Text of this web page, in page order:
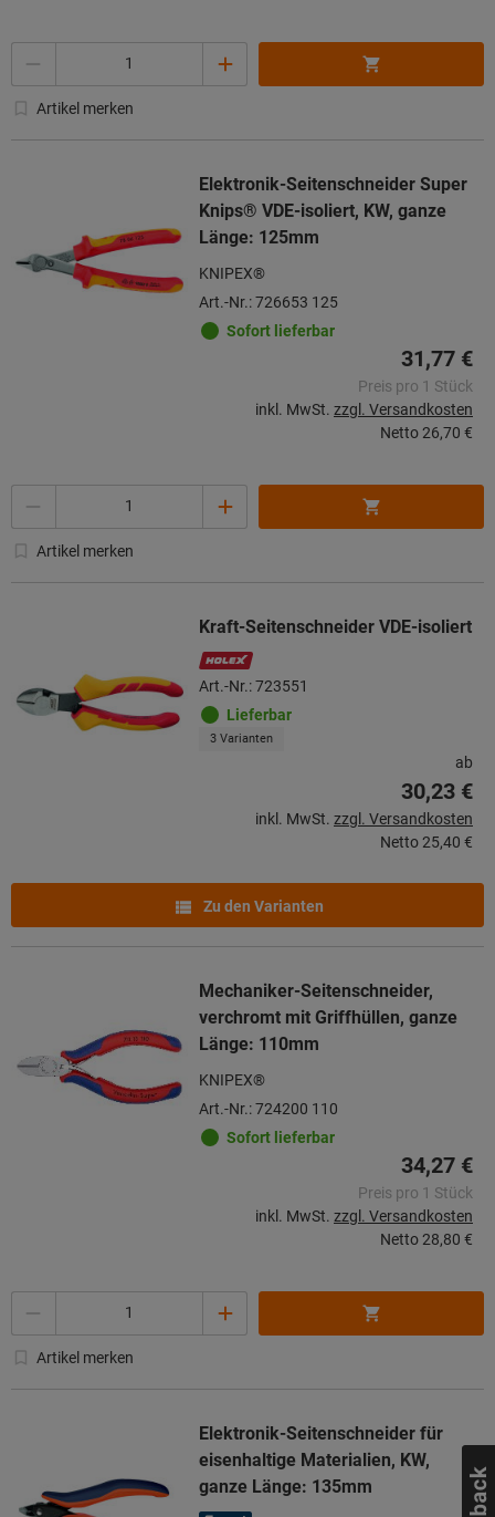
Artikel merken
Elektronik-Seitenschneider Super
Knips® VDE-isoliert, KW, ganze
Länge: 125mm
KNIPEX®
Art.-Nr.: 726653 125
Sofort lieferbar
31,77 €
Preis pro 1 Stück
inkl. MwSt. zzgl. Versandkosten
Netto26,70 €
Artikel merken
Kraft-Seitenschneider VDE-isoliert
Art.-Nr.: 723551
Lieferbar
3 Varianten
ab
30,23 €
inkl. MwSt. zzgl. Versandkosten
Netto25,40 €
Zu den Varianten
Mechaniker-Seitenschneider,
verchromt mit Griffhüllen, ganze
Länge: 110mm
KNIPEX®
Art.-Nr.: 724200 110
Sofort lieferbar
34,27 €
Preis pro 1 Stück
inkl. MwSt. zzgl. Versandkosten
Netto28,80 €
Artikel merken
Elektronik-Seitenschneider für
eisenhaltige Materialien, KW,
ganze Länge: 135mm